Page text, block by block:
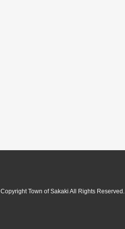
Copyright Town of Sakaki All Rights Reserved.